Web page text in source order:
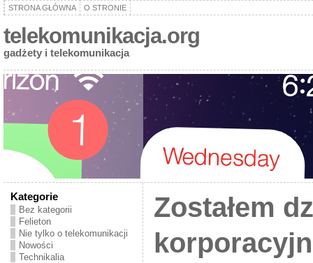
STRONA GŁÓWNA O STRONIE
telekomunikacja.org
gadżety i telekomunikacja
Kategorie
Bez kategorii
Felieton
Nie tylko o telekomunikacji
Nowości
Technikalia
Zostałem